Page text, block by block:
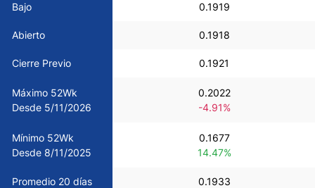
Petróleo
Todas las Divisas
Materias Primas
Bajo 0.1919
Abierto 0.1918
Cierre Previo 0.1921
Máximo 52Wk
Desde 5/11/2026
0.2022
-4.91%
Mínimo 52Wk
Desde 8/11/2025
0.1677
14.47%
Promedio 20 días 0.1933